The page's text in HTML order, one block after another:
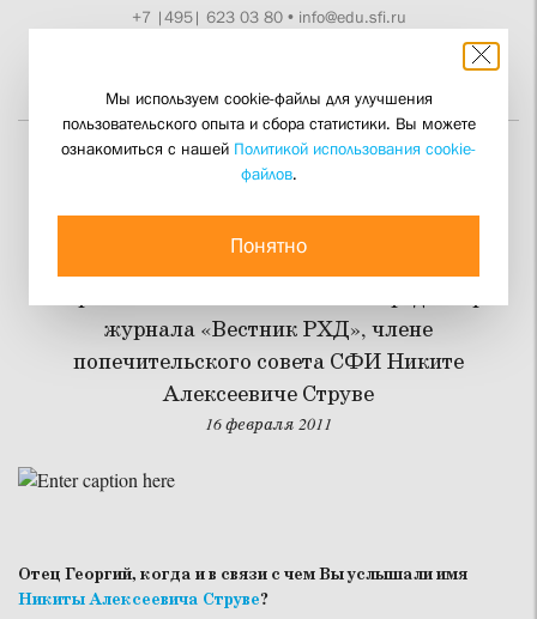
+7 |495| 623 03 80• info@edu.sfi.ru
Рыцарь свободы и веры
Георгием Кочетковым о главном редакторе
журнала «Вестник РХД», члене
попечительского совета СФИ Никите
Алексеевиче Струве
16 февраля 2011
Отец Георгий, когда и в связи с чем Вы услышали имя
Никиты Алексеевича Струве?
Мы используем cookie-файлы для улучшения
пользовательского опыта и сбора статистики. Вы можете
ознакомиться с нашей Политикой использования cookie-
файлов.
Понятно